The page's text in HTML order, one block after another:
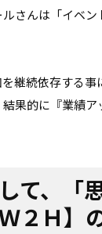
さんは「イベ
継続依存する
果的に『業績
て、「
２Ｈ】